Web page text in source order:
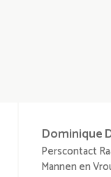
Dominique
Perscontact
Mannen en